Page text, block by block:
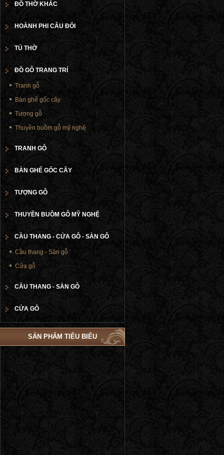
ĐỒ THỜ KHÁC
HOÀNH PHI CÂU ĐỐI
TỦ THỜ
ĐỒ GỖ TRANG TRÍ
Tranh gỗ
Bàn ghế gốc cây
Tượng gỗ
Thuyền buồm gỗ mỹ nghệ
TRANH GỖ
BÀN GHẾ GỐC CÂY
TƯỢNG GỖ
THUYỀN BUỒM GỖ MỸ NGHỆ
CẦU THANG - CỬA GỖ - SÀN GỖ
Cầu thang - Sàn gỗ
Cửa gỗ
CẦU THANG - SÀN GỖ
CỬA GỖ
SẢN PHẨM TIÊU BIỂU